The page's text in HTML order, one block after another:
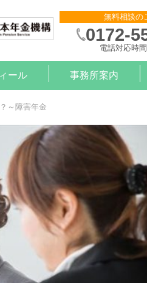
無料相談の
0172-
電話対応時
】
ール 事務所案内
～障害年金